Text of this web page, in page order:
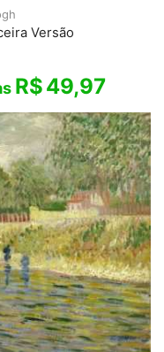
Versão
R$49,97